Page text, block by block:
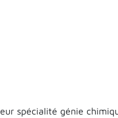
spécialité génie